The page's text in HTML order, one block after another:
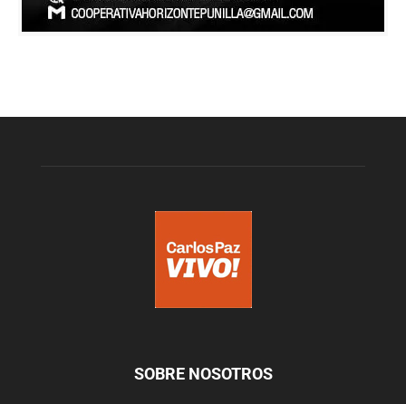
SOBRE NOSOTROS